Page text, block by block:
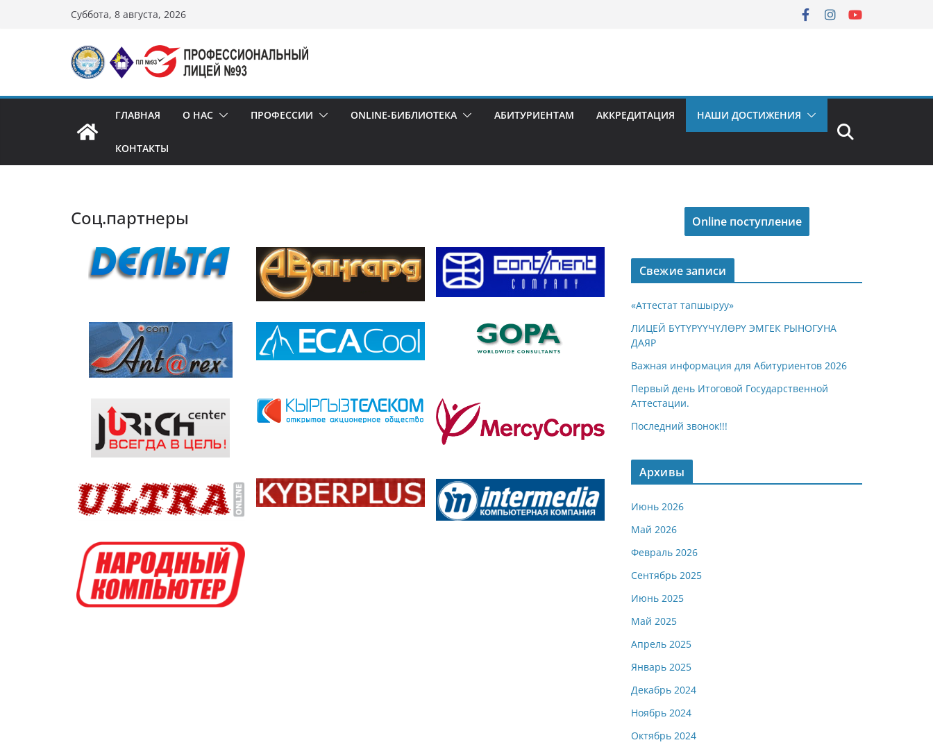
содержимому
Суббота, 8 августа, 2026
ГЛАВНАЯ О НАС ПРОФЕССИИ ONLINE-БИБЛИОТЕКА АБИТУРИЕНТАМ АККРЕДИТАЦИЯ НАШИ ДОСТИЖЕНИЯ
КОНТАКТЫ
Соц.партнеры Online поступление
Свежие записи
«Аттестат тапшыруу»
ЛИЦЕЙ БҮТҮРҮҮЧҮЛӨРҮ ЭМГЕК РЫНОГУНА
ДАЯР
Важная информация для Абитуриентов 2026
Первый день Итоговой Государственной
Аттестации.
Последний звонок!!!
Архивы
Июнь 2026
Май 2026
Февраль 2026
Сентябрь 2025
Июнь 2025
Май 2025
Апрель 2025
Январь 2025
Декабрь 2024
Ноябрь 2024
Октябрь 2024